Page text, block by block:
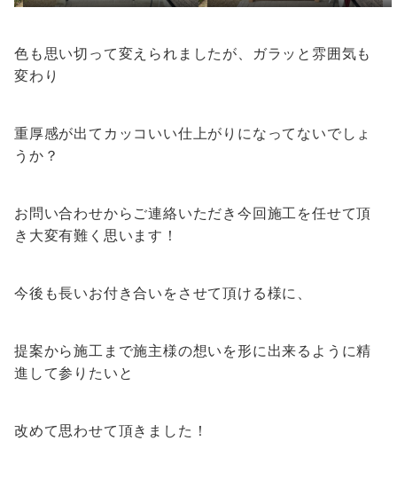
色も思い切って変えられましたが、ガラッと雰囲気も
変わり
重厚感が出てカッコいい仕上がりになってないでしょ
うか？
お問い合わせからご連絡いただき今回施工を任せて頂
き大変有難く思います！
今後も長いお付き合いをさせて頂ける様に、
提案から施工まで施主様の想いを形に出来るように精
進して参りたいと
改めて思わせて頂きました！